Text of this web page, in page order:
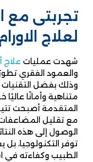
تجربتى مع
لعلاج
شهدت عمليات علاج
والعمود الفقري
وذلك بفضل التقنيات
متناهية وأمانًا عاليًا
المتقدمة أصبحت
مع تقليل
الوصول إلى هذه
توفر التكنولوجيا،
الطبيب وكفاءته في